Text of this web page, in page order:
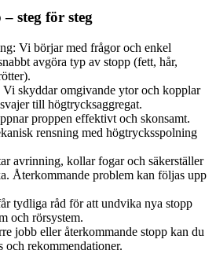
steg för steg
Vi börjar med frågor och enkel
avgöra typ av stopp (fett, hår,
skyddar omgivande ytor och kopplar
till högtrycksaggregat.
proppen effektivt och skonsamt.
rensning med högtrycksspolning
avrinning, kollar fogar och säkerställer
Återkommande problem kan följas upp
tydliga råd för att undvika nya stopp
och rörsystem.
jobb eller återkommande stopp kan du
och rekommendationer.